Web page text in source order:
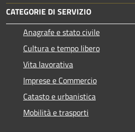
CATEGORIE DI SERVIZIO
Anagrafe e stato civile
Cultura e tempo libero
Vita lavorativa
Imprese e Commercio
Catasto e urbanistica
Mobilità e trasporti